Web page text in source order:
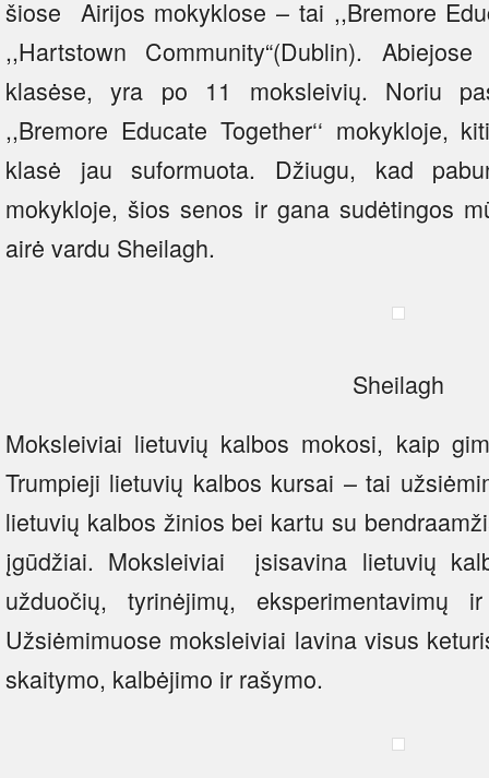
šiose Airijos mokyklose – tai ,,Bremore
,,Hartstown Community“(Dublin).
klasėse, yra po 11 moksleivių. Noriu
,,Bremore Educate Together‘‘ mokykloje,
klasė jau suformuota. Džiugu, kad
mokykloje, šios senos ir gana sudėtingos
airė vardu Sheilagh.
Sheilagh
Moksleiviai lietuvių kalbos mokosi, kaip
Trumpieji lietuvių kalbos kursai – tai
lietuvių kalbos žinios bei kartu su
įgūdžiai. Moksleiviai įsisavina lietuvių
užduočių, tyrinėjimų, eksperimentavimų
Užsiėmimuose moksleiviai lavina visus
skaitymo, kalbėjimo ir rašymo.